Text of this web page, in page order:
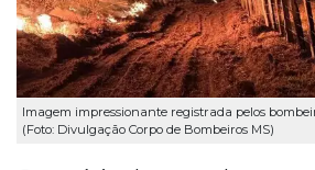
Imagem impressionante registrada pelos
(Foto: Divulgação Corpo de Bombeiros MS)